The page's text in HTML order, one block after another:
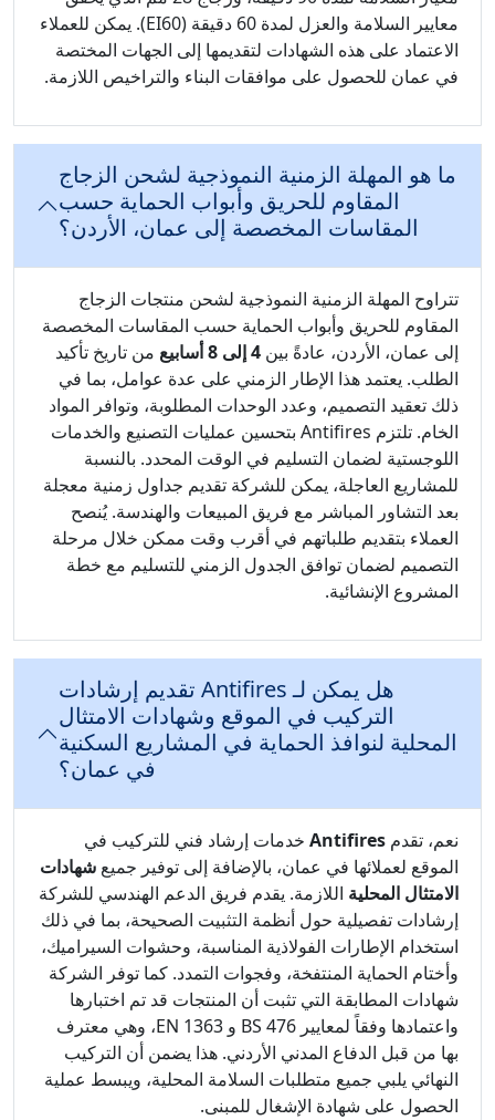
معايير السلامة والعزل لمدة 60 دقيقة (EI60). يمكن للعملاء
الاعتماد على هذه الشهادات لتقديمها إلى الجهات المختصة
في عمان للحصول على موافقات البناء والتراخيص اللازمة.
ما هو المهلة الزمنية النموذجية لشحن الزجاج
المقاوم للحريق وأبواب الحماية حسب
المقاسات المخصصة إلى عمان، الأردن؟
تتراوح المهلة الزمنية النموذجية لشحن منتجات الزجاج
المقاوم للحريق وأبواب الحماية حسب المقاسات المخصصة
إلى عمان، الأردن، عادةً بين 4 إلى 8 أسابيع
من تاريخ تأكيد
الطلب. يعتمد هذا الإطار الزمني على عدة عوامل، بما في
ذلك تعقيد التصميم، وعدد الوحدات المطلوبة، وتوافر المواد
الخام. تلتزم Antifires بتحسين عمليات التصنيع والخدمات
اللوجستية لضمان التسليم في الوقت المحدد. بالنسبة
للمشاريع العاجلة، يمكن للشركة تقديم جداول زمنية معجلة
بعد التشاور المباشر مع فريق المبيعات والهندسة. يُنصح
العملاء بتقديم طلباتهم في أقرب وقت ممكن خلال مرحلة
التصميم لضمان توافق الجدول الزمني للتسليم مع خطة
المشروع الإنشائية.
هل يمكن لـ Antifires تقديم إرشادات
التركيب في الموقع وشهادات الامتثال
المحلية لنوافذ الحماية في المشاريع السكنية
في عمان؟
نعم، تقدم Antifires خدمات إرشاد فني للتركيب في
الموقع لعملائها في عمان، بالإضافة إلى توفير جميع شهادات
الامتثال المحلية اللازمة. يقدم فريق الدعم الهندسي للشركة
إرشادات تفصيلية حول أنظمة التثبيت الصحيحة، بما في ذلك
استخدام الإطارات الفولاذية المناسبة، وحشوات السيراميك،
وأختام الحماية المنتفخة، وفجوات التمدد. كما توفر الشركة
شهادات المطابقة التي تثبت أن المنتجات قد تم اختبارها
واعتمادها وفقاً لمعايير BS 476 و EN 1363، وهي معترف
بها من قبل الدفاع المدني الأردني. هذا يضمن أن التركيب
النهائي يلبي جميع متطلبات السلامة المحلية، ويبسط عملية
الحصول على شهادة الإشغال للمبنى.